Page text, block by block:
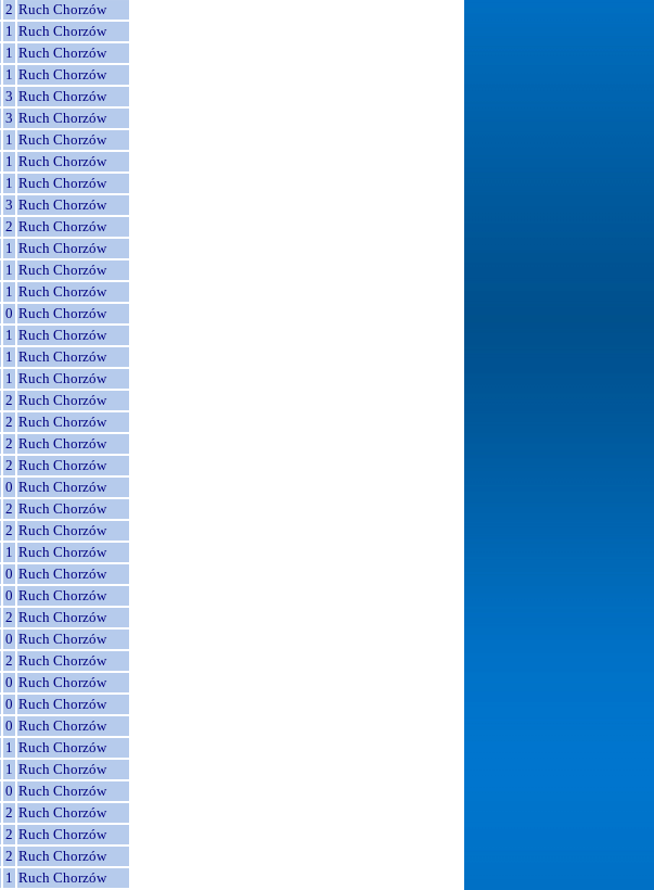
2 Ruch Chorzów
1 Ruch Chorzów
1 Ruch Chorzów
1 Ruch Chorzów
3 Ruch Chorzów
3 Ruch Chorzów
1 Ruch Chorzów
1 Ruch Chorzów
1 Ruch Chorzów
3 Ruch Chorzów
2 Ruch Chorzów
1 Ruch Chorzów
1 Ruch Chorzów
1 Ruch Chorzów
0 Ruch Chorzów
1 Ruch Chorzów
1 Ruch Chorzów
1 Ruch Chorzów
2 Ruch Chorzów
2 Ruch Chorzów
2 Ruch Chorzów
2 Ruch Chorzów
0 Ruch Chorzów
2 Ruch Chorzów
2 Ruch Chorzów
1 Ruch Chorzów
0 Ruch Chorzów
0 Ruch Chorzów
2 Ruch Chorzów
0 Ruch Chorzów
2 Ruch Chorzów
0 Ruch Chorzów
0 Ruch Chorzów
0 Ruch Chorzów
1 Ruch Chorzów
1 Ruch Chorzów
0 Ruch Chorzów
2 Ruch Chorzów
2 Ruch Chorzów
2 Ruch Chorzów
1 Ruch Chorzów